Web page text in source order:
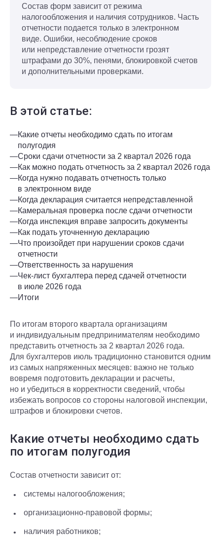
Состав форм зависит от режима
налогообложения и наличия сотрудников. Часть
отчетности подается только в электронном
виде. Ошибки, несоблюдение сроков
или непредставление отчетности грозят
штрафами до 30%, пенями, блокировкой счетов
и дополнительными проверками.
В этой статье:
—Какие отчеты необходимо сдать по итогам
полугодия
—Сроки сдачи отчетности за 2 квартал 2026 года
—Как можно подать отчетность за 2 квартал 2026 года
—Когда нужно подавать отчетность только
в электронном виде
—Когда декларация считается непредставленной
—Камеральная проверка после сдачи отчетности
—Когда инспекция вправе запросить документы
—Как подать уточненную декларацию
—Что произойдет при нарушении сроков сдачи
отчетности
—Ответственность за нарушения
—Чек-лист бухгалтера перед сдачей отчетности
в июле 2026 года
—Итоги
По итогам второго квартала организациям
и индивидуальным предпринимателям необходимо
представить отчетность за 2 квартал 2026 года.
Для бухгалтеров июль традиционно становится одним
из самых напряженных месяцев: важно не только
вовремя подготовить декларации и расчеты,
но и убедиться в корректности сведений, чтобы
избежать вопросов со стороны налоговой инспекции,
штрафов и блокировки счетов.
Какие отчеты необходимо сдать
по итогам полугодия
Состав отчетности зависит от:
системы налогообложения;
организационно-правовой формы;
наличия работников;